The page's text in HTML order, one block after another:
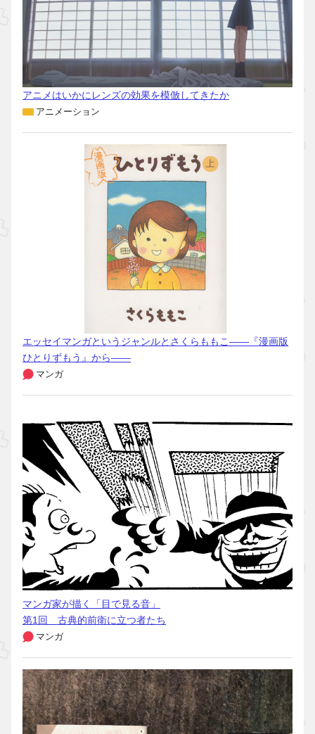
アニメはいかにレンズの効果を模倣してきたか
アニメーション
エッセイマンガというジャンルとさくらももこ――『漫画版
ひとりずもう』から――
マンガ
マンガ家が描く「目で見る音」
第1回 古典的前衛に立つ者たち
マンガ